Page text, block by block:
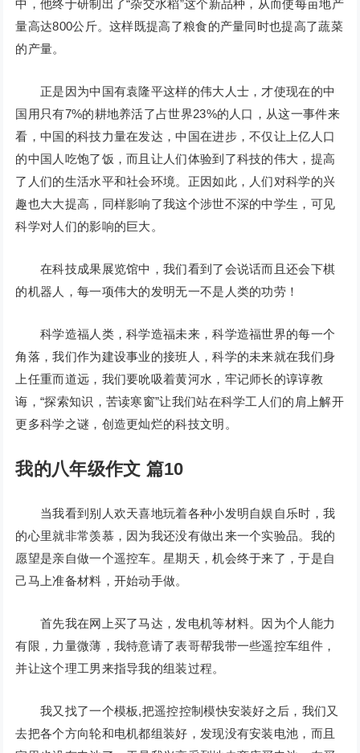
中，他终于研制出了“杂交水稻”这个新品种，从而使每亩地产
量高达800公斤。这样既提高了粮食的产量同时也提高了蔬菜
的产量。
正是因为中国有袁隆平这样的伟大人士，才使现在的中
国用只有7%的耕地养活了占世界23%的人口，从这一事件来
看，中国的科技力量在发达，中国在进步，不仅让上亿人口
的中国人吃饱了饭，而且让人们体验到了科技的伟大，提高
了人们的生活水平和社会环境。正因如此，人们对科学的兴
趣也大大提高，同样影响了我这个涉世不深的中学生，可见
科学对人们的影响的巨大。
在科技成果展览馆中，我们看到了会说话而且还会下棋
的机器人，每一项伟大的发明无一不是人类的功劳！
科学造福人类，科学造福未来，科学造福世界的每一个
角落，我们作为建设事业的接班人，科学的未来就在我们身
上任重而道远，我们要吮吸着黄河水，牢记师长的谆谆教
诲，“探索知识，苦读寒窗”让我们站在科学工人们的肩上解开
更多科学之谜，创造更灿烂的科技文明。
我的八年级作文 篇10
当我看到别人欢天喜地玩着各种小发明自娱自乐时，我
的心里就非常羡慕，因为我还没有做出来一个实验品。我的
愿望是亲自做一个遥控车。星期天，机会终于来了，于是自
己马上准备材料，开始动手做。
首先我在网上买了马达，发电机等材料。因为个人能力
有限，力量微薄，我特意请了表哥帮我带一些遥控车组件，
并让这个理工男来指导我的组装过程。
我又找了一个模板,把遥控控制模快安装好之后，我们又
去把各个方向轮和电机都组装好，发现没有安装电池，而且